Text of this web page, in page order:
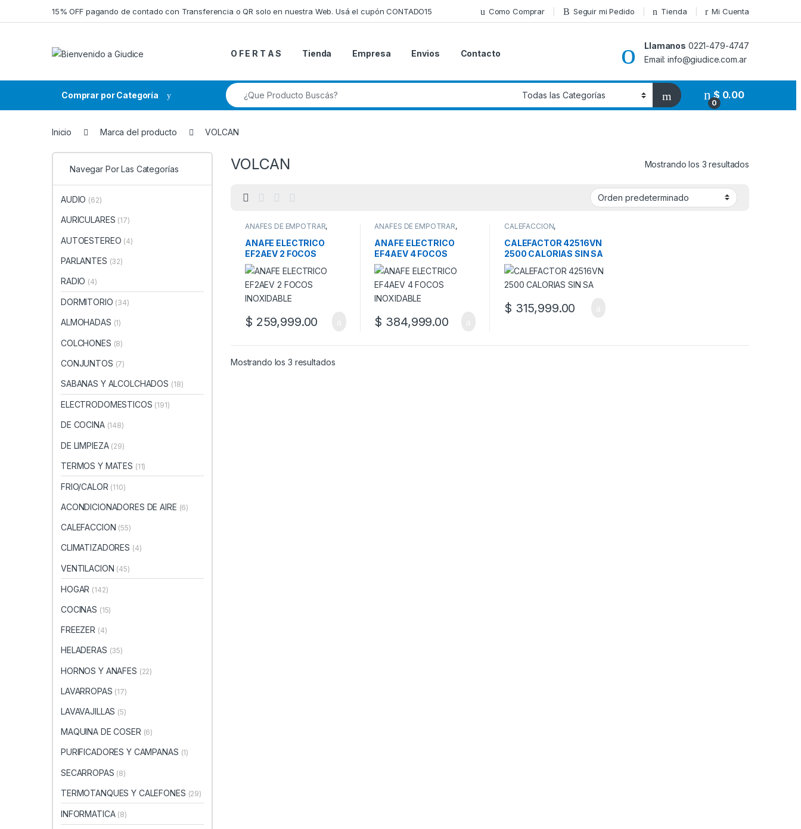
15% OFF pagando de contado con Transferencia o QR solo en nuestra Web. Usá el cupón CONTADO15 Como Comprar Seguir mi Pedido Tienda Mi Cuenta
O F E R T A S Tienda Empresa Envios Contacto
Llamanos 0221-479-4747
Email: info@giudice.com.ar
Comprar por Categoría
Búsqueda de:
0
$ 0.00
Inicio Marca del producto VOLCAN
VOLCAN Mostrando los 3 resultados
ANAFES DE EMPOTRAR,
HOGAR, HORNOS Y ANAFES
ANAFE ELECTRICO
EF2AEV 2 FOCOS
INOXIDABLE
$ 259,999.00
ANAFES DE EMPOTRAR,
HOGAR, HORNOS Y ANAFES
ANAFE ELECTRICO
EF4AEV 4 FOCOS
INOXIDABLE
$ 384,999.00
CALEFACCION,
FRIO/CALOR,SIN SALIDA
CALEFACTOR 42516VN
2500 CALORIAS SIN SA
$ 315,999.00
Mostrando los 3 resultados
Navegar Por Las Categorías
AUDIO (62)
AURICULARES (17)
AUTOESTEREO (4)
PARLANTES (32)
RADIO (4)
DORMITORIO (34)
ALMOHADAS (1)
COLCHONES (8)
CONJUNTOS (7)
SABANAS Y ALCOLCHADOS (18)
ELECTRODOMESTICOS (191)
DE COCINA (148)
DE LIMPIEZA (29)
TERMOS Y MATES (11)
FRIO/CALOR (110)
ACONDICIONADORES DE AIRE (6)
CALEFACCION (55)
CLIMATIZADORES (4)
VENTILACION (45)
HOGAR (142)
COCINAS (15)
FREEZER (4)
HELADERAS (35)
HORNOS Y ANAFES (22)
LAVARROPAS (17)
LAVAVAJILLAS (5)
MAQUINA DE COSER (6)
PURIFICADORES Y CAMPANAS (1)
SECARROPAS (8)
TERMOTANQUES Y CALEFONES (29)
INFORMATICA (8)